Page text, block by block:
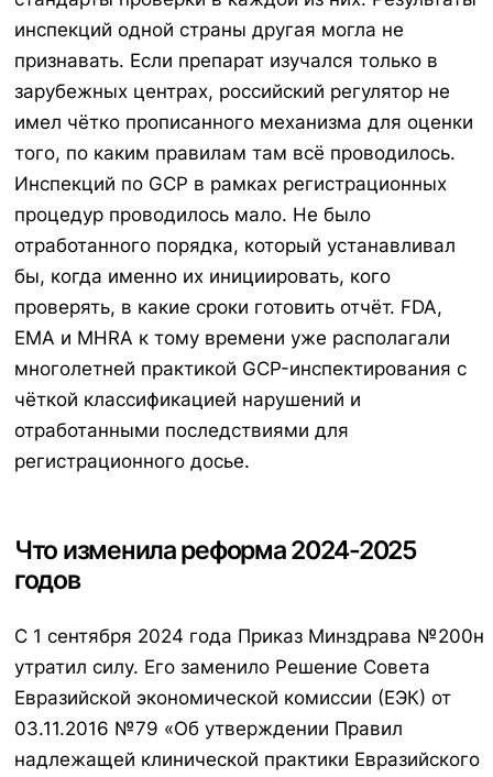
инспекций одной страны другая могла не
признавать. Если препарат изучался только в
зарубежных центрах, российский регулятор не
имел чётко прописанного механизма для оценки
того, по каким правилам там всё проводилось.
Инспекций по GCP в рамках регистрационных
процедур проводилось мало. Не было
отработанного порядка, который устанавливал
бы, когда именно их инициировать, кого
проверять, в какие сроки готовить отчёт. FDA,
EMA и MHRA к тому времени уже располагали
многолетней практикой GCP-инспектирования с
чёткой классификацией нарушений и
отработанными последствиями для
регистрационного досье.
Что изменила реформа 2024-2025
годов
С 1 сентября 2024 года Приказ Минздрава №200н
утратил силу. Его заменило Решение Совета
Евразийской экономической комиссии (ЕЭК) от
03.11.2016 №79 «Об утверждении Правил
надлежащей клинической практики Евразийского